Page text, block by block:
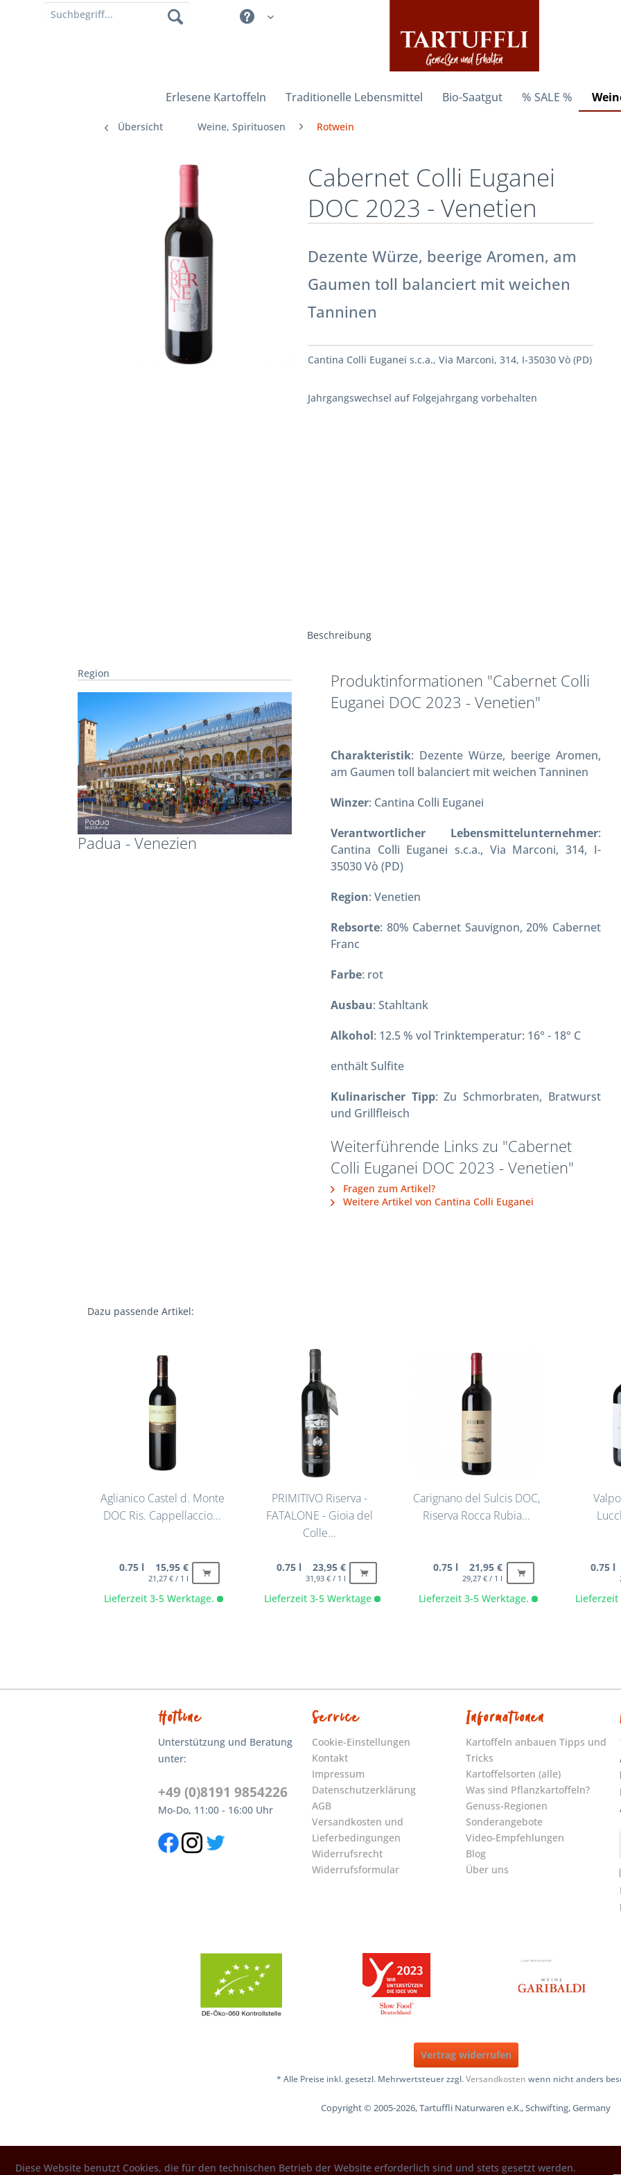
Erlesene Kartoffeln Traditionelle Lebensmittel Bio-Saatgut % SALE %
Übersicht Weine, Spirituosen Rotwein
Cabernet Colli Euganei
DOC 2023 - Venetien
Dezente Würze, beerige Aromen, am
Gaumen toll balanciert mit weichen
Tanninen
Cantina Colli Euganei s.c.a., Via Marconi, 314, I-35030 Vò (PD)
Jahrgangswechsel auf Folgejahrgang vorbehalten
Region
Padua - Venezien
Beschreibung
Produktinformationen "Cabernet Colli
Euganei DOC 2023 - Venetien"
Charakteristik: Dezente Würze, beerige Aromen,
am Gaumen toll balanciert mit weichen Tanninen
Winzer: Cantina Colli Euganei
Verantwortlicher Lebensmittelunternehmer:
Cantina Colli Euganei s.c.a., Via Marconi, 314, I-
35030 Vò (PD)
Region: Venetien
Rebsorte: 80% Cabernet Sauvignon, 20% Cabernet
Franc
Farbe: rot
Ausbau: Stahltank
Alkohol: 12.5 % vol Trinktemperatur: 16° - 18° C
enthält Sulfite
Kulinarischer Tipp: Zu Schmorbraten, Bratwurst
und Grillfleisch
Weiterführende Links zu "Cabernet
Colli Euganei DOC 2023 - Venetien"
Fragen zum Artikel?
Weitere Artikel von Cantina Colli Euganei
Dazu passende Artikel:
Aglianico Castel d. Monte
DOC Ris. Cappellaccio...
Lieferzeit 3-5 Werktage.
0.75 l 15,95 €
21,27 € / 1 l
PRIMITIVO Riserva -
FATALONE - Gioia del
Colle...
Lieferzeit 3-5 Werktage
0.75 l 23,95 €
31,93 € / 1 l
Carignano del Sulcis DOC,
Riserva Rocca Rubia...
Lieferzeit 3-5 Werktage.
0.75 l 21,95 €
29,27 € / 1 l
0.75
Hotline
Unterstützung und Beratung
unter:
+49 (0)8191 9854226
Mo-Do, 11:00 - 16:00 Uhr
Service
Cookie-Einstellungen
Kontakt
Impressum
Datenschutzerklärung
AGB
Versandkosten und
Lieferbedingungen
Widerrufsrecht
Widerrufsformular
Informationen
Kartoffeln anbauen Tipps und
Tricks
Kartoffelsorten (alle)
Was sind Pflanzkartoffeln?
Genuss-Regionen
Sonderangebote
Video-Empfehlungen
Blog
Über uns
Vertrag widerrufen
* Alle Preise inkl. gesetzl. Mehrwertsteuer zzgl.Versandkosten wenn nicht anders
Copyright © 2005-2026, Tartuffli Naturwaren e.K., Schwifting, Germany
Diese Website benutzt Cookies, die für den technischen Betrieb der Website erforderlich sind und stets gesetzt werden.